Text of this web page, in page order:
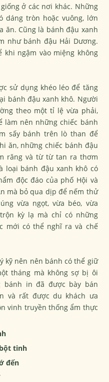
ở các nơi khác. Những
dáng tròn hoặc vuông, lớn
ăn. Cũng là bánh đậu xanh
như bánh đậu Hải Dương.
ngậm vào miệng không
sử dụng khéo léo để tăng
bánh đậu xanh khô. Người
theo một tỉ lệ vừa phải,
làm nên những chiếc bánh
sấy bánh trên lò than để
ăn, những chiếc bánh đậu
răng và từ từ tan ra thơm
loại bánh đậu xanh khô có
độc đáo của phố Hội và
mà bỏ qua dịp để nếm thử
vừa ngọt, vừa béo, vừa
kỳ lạ mà chỉ có những
mới có thể nghĩ ra và chế
kỹ nên nên bánh có thể giữ
tháng mà không sợ bị ôi
bánh in đã được bày bán
và rất được du khách ưa
vinh truyền thống ẩm thực
tinh
đến